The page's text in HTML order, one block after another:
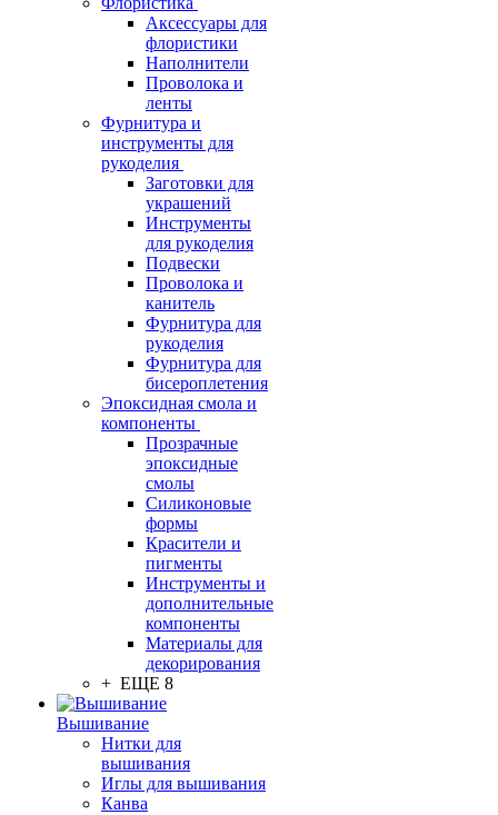
Аксессуары для
флористики
Наполнители
Проволока и
ленты
Фурнитура и
инструменты для
рукоделия
Заготовки для
украшений
Инструменты
для рукоделия
Подвески
Проволока и
канитель
Фурнитура для
рукоделия
Фурнитура для
бисероплетения
Эпоксидная смола и
компоненты
Прозрачные
эпоксидные
смолы
Силиконовые
формы
Красители и
пигменты
Инструменты и
дополнительные
компоненты
Материалы для
декорирования
+ ЕЩЕ 8
Вышивание
Нитки для
вышивания
Иглы для вышивания
Канва